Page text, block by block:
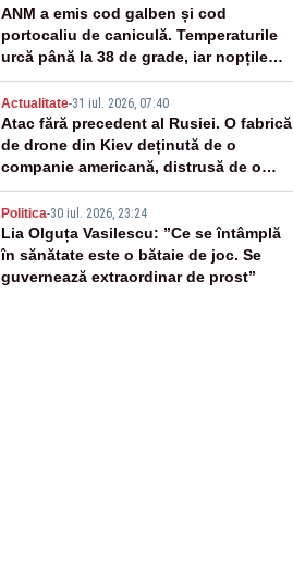
ANM a emis cod galben și cod
portocaliu de caniculă. Temperaturile
urcă până la 38 de grade, iar nopțile
devin tropicale
Actualitate-31 iul. 2026, 07:40
Atac fără precedent al Rusiei. O fabrică
de drone din Kiev deținută de o
companie americană, distrusă de o
rachetă rusească
Politica-30 iul. 2026, 23:24
Lia Olguța Vasilescu: ”Ce se întâmplă
în sănătate este o bătaie de joc. Se
guvernează extraordinar de prost”